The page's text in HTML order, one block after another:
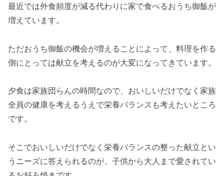
最近では外食頻度が減る代わりに家で食べるおうち御飯が
増えています。
ただおうち御飯の機会が増えることによって、料理を作る
側にとっては献立を考えるのが大変になってきています。
夕食は家族団らんの時間なので、おいしいだけでなく家族
全員の健康を考えるうえで栄養バランスも考えたいところ
です。
そこでおいしいだけでなく栄養バランスの整った献立とい
うニーズに答えられるのが、子供から大人まで愛されてい